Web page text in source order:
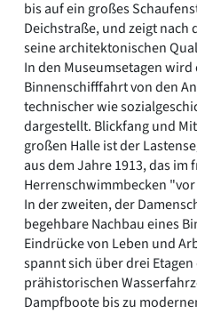
bis auf ein großes
Deichstraße, und zeigt
seine architektonischen
In den Museumsetagen
Binnenschifffahrt von den
technischer wie
dargestellt. Blickfang und
großen Halle ist der
aus dem Jahre 1913, das im
Herrenschwimmbecken
In der zweiten, der
begehbare Nachbau eines
Eindrücke von Leben und
spannt sich über drei
prähistorischen
Dampfboote bis zu